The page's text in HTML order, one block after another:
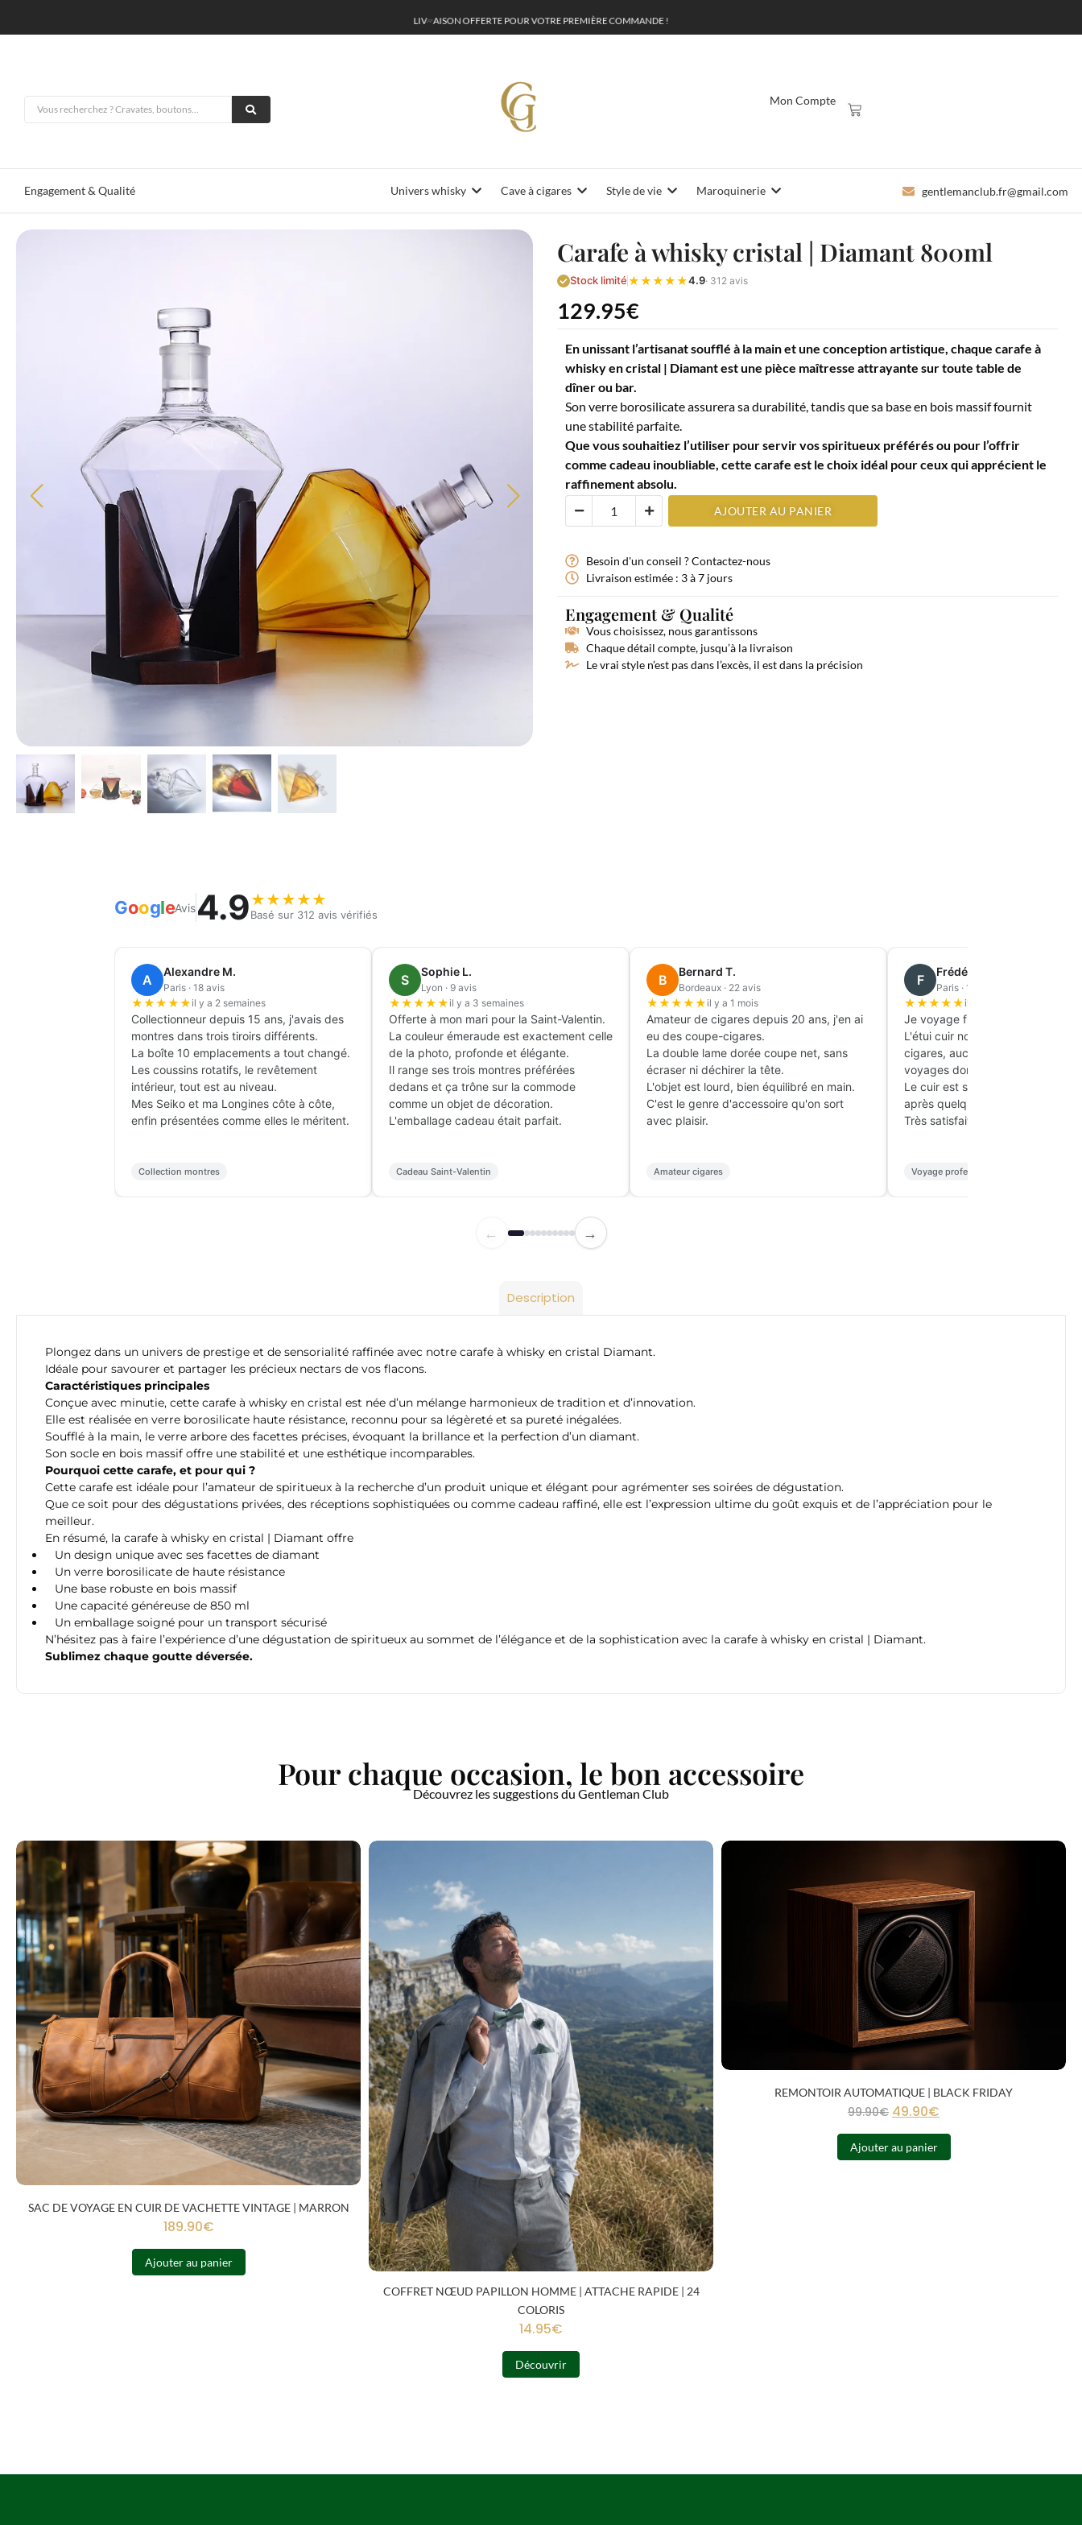
VRAISONOFFERTEPOUR VOTRE PREMIÈRECOMMANDE
Mon Compte
Engagement & Qualité Univers whisky Cave à cigares Style de vie Maroquinerie gentlemanclub.fr@gmail.com
Carafe à whisky cristal | Diamant 800ml
Stock limité★★★★★4.9· 312 avis
129.95€
En unissant l’artisanat soufflé à la main et une conception artistique, chaque carafe à
whisky en cristal | Diamant est une pièce maîtresse attrayante sur toute table de
dîner ou bar.
Son verre borosilicate assurera sa durabilité, tandis que sa base en bois massif fournit
une stabilité parfaite.
Que vous souhaitiez l’utiliser pour servir vos spiritueux préférés ou pour l’offrir
comme cadeau inoubliable, cette carafe est le choix idéal pour ceux qui apprécient le
raffinement absolu.
AJOUTER AU PANIER
Besoin d'un conseil ? Contactez-nous
Livraison estimée : 3 à 7 jours
Engagement & Qualité
Vous choisissez, nous garantissons
Chaque détail compte, jusqu’à la livraison
Le vrai style n’est pas dans l’excès, il est dans la précision
GoogleAvis4.9★★★★★
Basé sur 312 avis vérifiés
A
Alexandre M.
Paris · 18 avis
★★★★★ il y a 2 semaines
Collectionneur depuis 15 ans, j'avais des
montres dans trois tiroirs différents.
La boîte 10 emplacements a tout changé.
Les coussins rotatifs, le revêtement
intérieur, tout est au niveau.
Mes Seiko et ma Longines côte à côte,
enfin présentées comme elles le méritent.
Collection montres
S
Sophie L.
Lyon · 9 avis
★★★★★ il y a 3 semaines
Offerte à mon mari pour la Saint-Valentin.
La couleur émeraude est exactement celle
de la photo, profonde et élégante.
Il range ses trois montres préférées
dedans et ça trône sur la commode
comme un objet de décoration.
L'emballage cadeau était parfait.
Cadeau Saint-Valentin
B
Bernard T.
Bordeaux · 22 avis
★★★★★ il y a 1 mois
Amateur de cigares depuis 20 ans, j'en ai
eu des coupe-cigares.
La double lame dorée coupe net, sans
écraser ni déchirer la tête.
L'objet est lourd, bien équilibré en main.
C'est le genre d'accessoire qu'on sort
avec plaisir.
Amateur cigares
F
Frédéric B.
Paris · 11 avis
★★★★★ il y a 1 mois
Je voyage fréquemment pour le
L'étui cuir noir protège
cigares, aucun ne s'est abîmé en
voyages dont deux longs
Le cuir est solide et s'est joliment
après quelques semaines.
Très satisfait.
Voyage professionnel
← →
Description
Plongez dans un univers de prestige et de sensorialité raffinée avec notre carafe à whisky en cristal Diamant.
Idéale pour savourer et partager les précieux nectars de vos flacons.
Caractéristiques principales
Conçue avec minutie, cette carafe à whisky en cristal est née d’un mélange harmonieux de tradition et d’innovation.
Elle est réalisée en verre borosilicate haute résistance, reconnu pour sa légèreté et sa pureté inégalées.
Soufflé à la main, le verre arbore des facettes précises, évoquant la brillance et la perfection d’un diamant.
Son socle en bois massif offre une stabilité et une esthétique incomparables.
Pourquoi cette carafe, et pour qui ?
Cette carafe est idéale pour l’amateur de spiritueux à la recherche d’un produit unique et élégant pour agrémenter ses soirées de dégustation.
Que ce soit pour des dégustations privées, des réceptions sophistiquées ou comme cadeau raffiné, elle est l’expression ultime du goût exquis et de l’appréciation pour le
meilleur.
En résumé, la carafe à whisky en cristal | Diamant offre
Un design unique avec ses facettes de diamant
Un verre borosilicate de haute résistance
Une base robuste en bois massif
Une capacité généreuse de 850 ml
Un emballage soigné pour un transport sécurisé
N’hésitez pas à faire l’expérience d’une dégustation de spiritueux au sommet de l’élégance et de la sophistication avec la carafe à whisky en cristal | Diamant.
Sublimez chaque goutte déversée.
Pour chaque occasion, le bon accessoire
Découvrez les suggestions du Gentleman Club
SAC DE VOYAGE EN CUIR DE VACHETTE VINTAGE | MARRON
189.90€
Ajouter au panier
COFFRET NŒUD PAPILLON HOMME | ATTACHE RAPIDE | 24
COLORIS
14.95€
Découvrir
REMONTOIR AUTOMATIQUE | BLACK FRIDAY
99.90€ 49.90€
Ajouter au panier